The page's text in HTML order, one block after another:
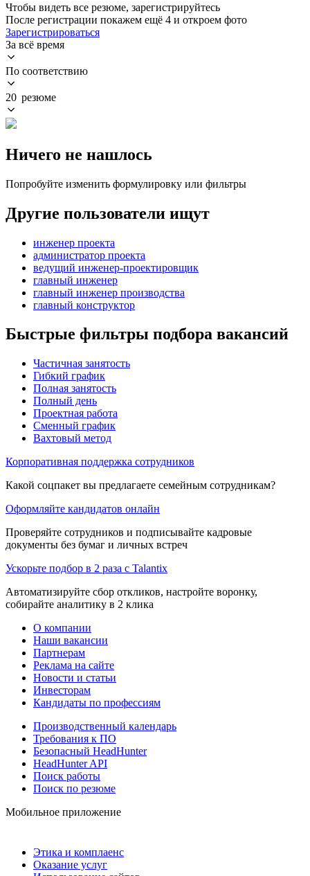
Чтобы видеть все резюме, зарегистрируйтесь
После регистрации покажем ещё 4 и откроем фото
Зарегистрироваться
За всё время
По соответствию
20 резюме
Ничего не нашлось
Попробуйте изменить формулировку или фильтры
Другие пользователи ищут
инженер проекта
администратор проекта
ведущий инженер-проектировщик
главный инженер
главный инженер производства
главный конструктор
Быстрые фильтры подбора вакансий
Частичная занятость
Гибкий график
Полная занятость
Полный день
Проектная работа
Сменный график
Вахтовый метод
Корпоративная поддержка сотрудников
Какой соцпакет вы предлагаете семейным сотрудникам?
Оформляйте кандидатов онлайн
Проверяйте сотрудников и подписывайте кадровые
документы без бумаг и личных встреч
Ускорьте подбор в 2 раза с Talantix
Автоматизируйте сбор откликов, настройте воронку,
собирайте аналитику в 2 клика
О компании
Наши вакансии
Партнерам
Реклама на сайте
Новости и статьи
Инвесторам
Кандидаты по профессиям
Производственный календарь
Требования к ПО
Безопасный HeadHunter
HeadHunter API
Поиск работы
Поиск по резюме
Мобильное приложение
Этика и комплаенс
Оказание услуг